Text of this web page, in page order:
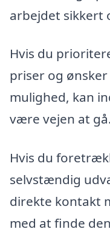
arbejdet sikkert
Hvis du
priser og
mulighed, kan
være vejen at gå.
Hvis du
selvstændig
direkte kontakt
med at finde